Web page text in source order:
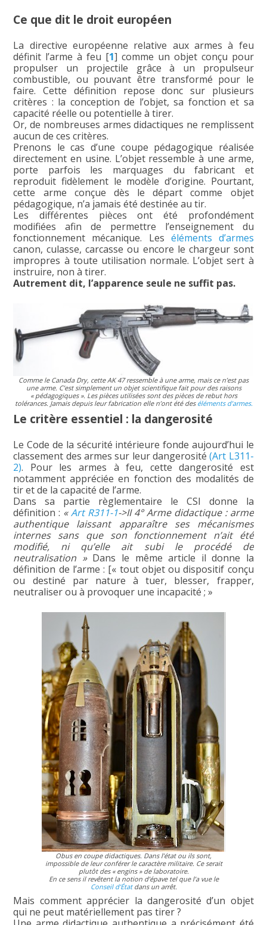
Ce que dit le droit européen
La directive européenne relative aux armes à feu
définit l’arme à feu [1] comme un objet conçu pour
propulser un projectile grâce à un propulseur
combustible, ou pouvant être transformé pour le
faire. Cette définition repose donc sur plusieurs
critères : la conception de l’objet, sa fonction et sa
capacité réelle ou potentielle à tirer.
Or, de nombreuses armes didactiques ne remplissent
aucun de ces critères.
Prenons le cas d’une coupe pédagogique réalisée
directement en usine. L’objet ressemble à une arme,
porte parfois les marquages du fabricant et
reproduit fidèlement le modèle d’origine. Pourtant,
cette arme conçue dès le départ comme objet
pédagogique, n’a jamais été destinée au tir.
Les différentes pièces ont été profondément
modifiées afin de permettre l’enseignement du
fonctionnement mécanique. Les éléments d’armes
canon, culasse, carcasse ou encore le chargeur sont
impropres à toute utilisation normale. L’objet sert à
instruire, non à tirer.
Autrement dit, l’apparence seule ne suffit pas.
Comme le Canada Dry, cette AK 47 ressemble à une arme, mais ce n’est pas
une arme. C’est simplement un objet scientifique fait pour des raisons
« pédagogiques ». Les pièces utilisées sont des pièces de rebut hors
tolérances. Jamais depuis leur fabrication elle n’ont été des éléments d’armes.
Le critère essentiel : la dangerosité
Le Code de la sécurité intérieure fonde aujourd’hui le
classement des armes sur leur dangerosité(Art L311-
2). Pour les armes à feu, cette dangerosité est
notamment appréciée en fonction des modalités de
tir et de la capacité de l’arme.
Dans sa partie règlementaire le CSI donne la
définition : «Art R311-1->II 4° Arme didactique : arme
authentique laissant apparaître ses mécanismes
internes sans que son fonctionnement n’ait été
modifié, ni qu’elle ait subi le procédé de
neutralisation »Dans le même article il donne la
définition de l’arme : [« tout objet ou dispositif conçu
ou destiné par nature à tuer, blesser, frapper,
neutraliser ou à provoquer une incapacité ; »
Obus en coupe didactiques. Dans l’état ou ils sont,
impossible de leur conférer le caractère militaire. Ce serait
plutôt des « engins » de laboratoire.
En ce sens il revêtent la notion d’épave tel que l’a vue le
Conseil d’Étatdans un arrêt.
Mais comment apprécier la dangerosité d’un objet
qui ne peut matériellement pas tirer ?